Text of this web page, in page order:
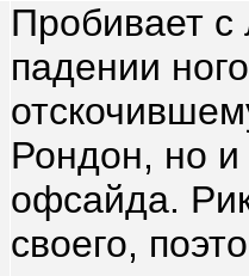
Пробивает с
падении
Рондон, но
офсайда.
своего,